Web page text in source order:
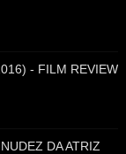
- FILM REVIEW
DA ATRIZ